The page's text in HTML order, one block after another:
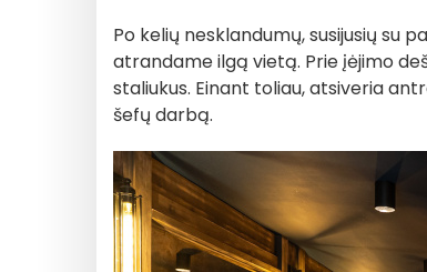
Po kelių nesklandumų, susijusių su
atrandame ilgą vietą. Prie įėjimo
staliukus. Einant toliau, atsiveria
šefų darbą.